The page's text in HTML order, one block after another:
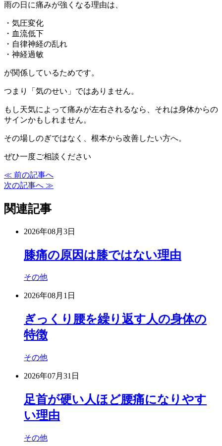
雨の日に痛みが強くなる理由は、
・気圧変化
・血流低下
・自律神経の乱れ
・神経過敏
が関係しているためです。
つまり「気のせい」ではありません。
もし天気によって痛みが左右されるなら、それは身体からの
サインかもしれません。
その場しのぎではなく、根本から改善したい方へ。
ぜひ一度ご相談ください
≪ 前の記事へ
次の記事へ ≫
関連記事
2026年08月3日
膝痛の原因は膝ではない理由
その他
2026年08月1日
ぎっくり腰を繰り返す人の身体の
特徴
その他
2026年07月31日
足首が硬い人ほど腰痛になりやす
い理由
その他